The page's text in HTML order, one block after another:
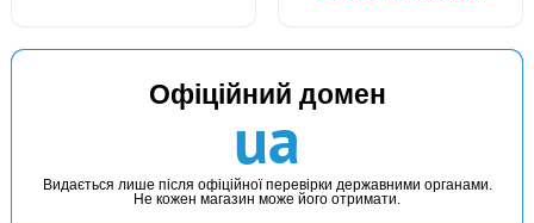
КУПИТИ
Годівниця кавун некраш з доп.пружиною 45г
Офіційний домен
ua
Видається лише після офіційної перевірки державними органами.
Не кожен магазин може його отримати.